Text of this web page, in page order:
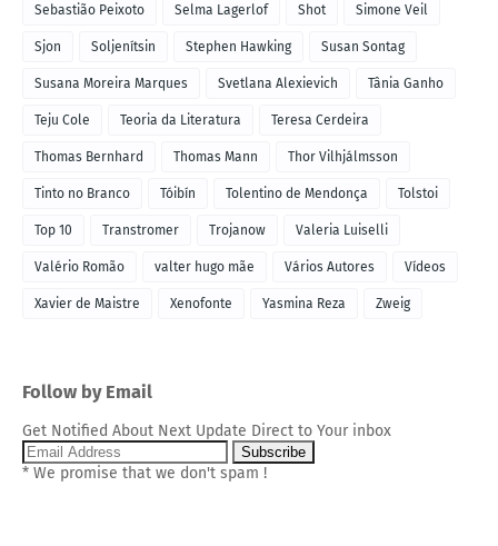
Sebastião Peixoto Selma Lagerlof Shot Simone Veil
Sjon Soljenítsin Stephen Hawking Susan Sontag
Susana Moreira Marques Svetlana Alexievich Tânia Ganho
Teju Cole Teoria da Literatura Teresa Cerdeira
Thomas Bernhard Thomas Mann Thor Vilhjálmsson
Tinto no Branco Tóibín Tolentino de Mendonça Tolstoi
Top 10 Transtromer Trojanow Valeria Luiselli
Valério Romão valter hugo mãe Vários Autores Vídeos
Xavier de Maistre Xenofonte Yasmina Reza Zweig
Follow by Email
Get Notified About Next Update Direct to Your inbox
* We promise that we don't spam !